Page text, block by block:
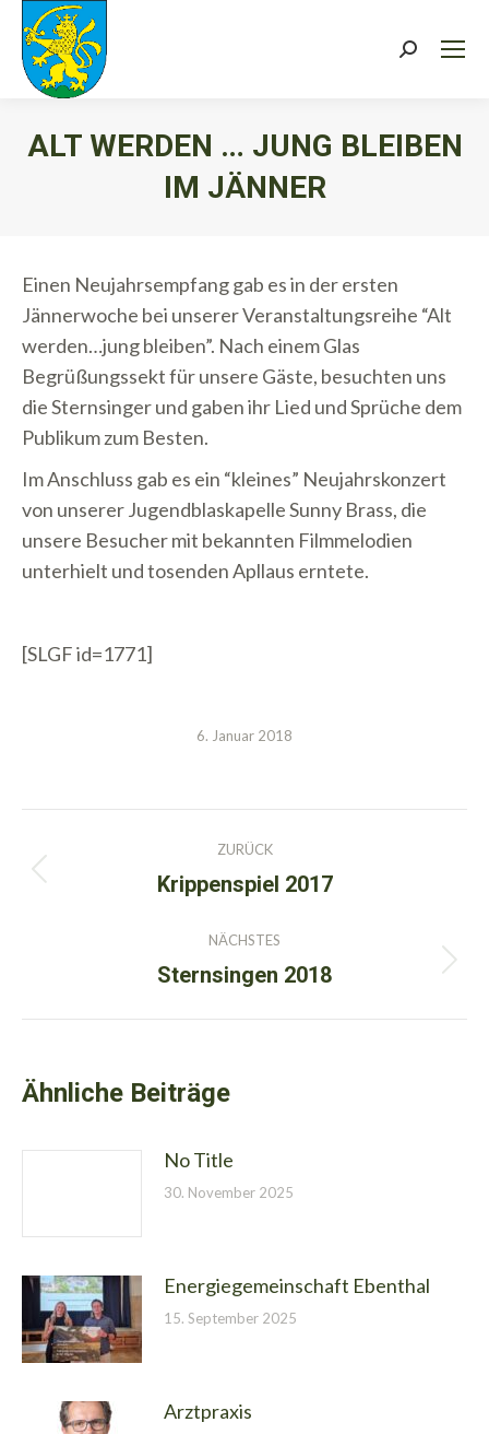
Search:
ALT WERDEN … JUNG BLEIBEN
IM JÄNNER
Einen Neujahrsempfang gab es in der ersten
Jännerwoche bei unserer Veranstaltungsreihe “Alt
werden…jung bleiben”. Nach einem Glas
Begrüßungssekt für unsere Gäste, besuchten uns
die Sternsinger und gaben ihr Lied und Sprüche dem
Publikum zum Besten.
Im Anschluss gab es ein “kleines” Neujahrskonzert
von unserer Jugendblaskapelle Sunny Brass, die
unsere Besucher mit bekannten Filmmelodien
unterhielt und tosenden Apllaus erntete.
[SLGF id=1771]
6. Januar 2018
Kommentarnavigation
ZURÜCK
Vorheriger
Krippenspiel 2017
NÄCHSTES
Nächster
Sternsingen 2018
Ähnliche Beiträge
No Title
30. November 2025
Energiegemeinschaft Ebenthal
15. September 2025
Arztpraxis